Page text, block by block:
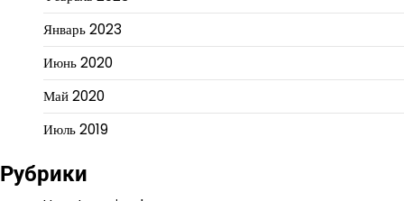
Январь 2023
Июнь 2020
Май 2020
Июль 2019
Рубрики